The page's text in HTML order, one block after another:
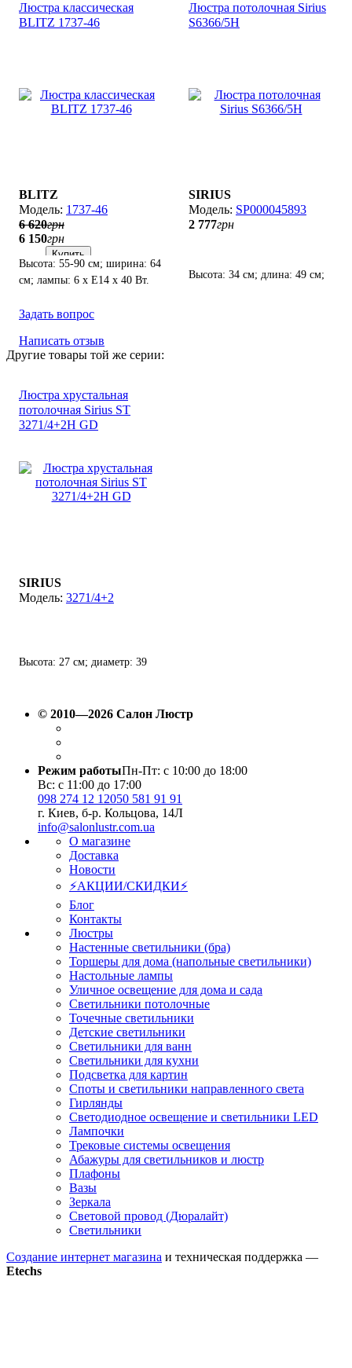
Люстра классическая
BLITZ 1737-46
BLITZ
1737-46
6 620грн
6 150грн
Купить
Высота: 55-90 см; ширина: 64
см; лампы: 6 х Е14 х 40 Вт.
Люстра потолочная Sirius
S6366/5H
SIRIUS
SP000045893
2 777грн
Высота: 34 см; длина: 49 см;
Задать вопрос
Написать отзыв
Другие товары той же серии:
Люстра хрустальная
потолочная Sirius ST
3271/4+2Н GD
SIRIUS
3271/4+2
Высота: 27 см; диаметр: 39
© 2010—2026 Салон Люстр
Режим работыПн-Пт: с 10:00 до 18:00
Вс: с 11:00 до 17:00
098 274 12 12050 581 91 91
г. Киев, б-р. Кольцова, 14Л
info@salonlustr.com.ua
О магазине
Доставка
Новости
⚡АКЦИИ/СКИДКИ⚡
Блог
Контакты
Люстры
Настенные светильники (бра)
Торшеры для дома (напольные светильники)
Настольные лампы
Уличное освещение для дома и сада
Светильники потолочные
Точечные светильники
Детские светильники
Светильники для ванн
Светильники для кухни
Подсветка для картин
Споты и светильники направленного света
Гирлянды
Светодиодное освещение и светильники LED
Лампочки
Трековые системы освещения
Абажуры для светильников и люстр
Плафоны
Вазы
Зеркала
Световой провод (Дюралайт)
Светильники
Создание интернет магазина и техническая поддержка —
Etechs